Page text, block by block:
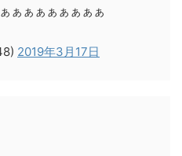
ぁぁぁぁぁぁぁぁ
2019年3月17日